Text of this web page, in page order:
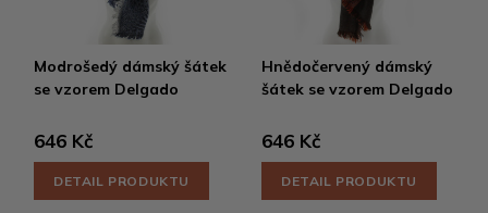
Modrošedý dámský šátek
se vzorem Delgado
646 Kč
DETAIL PRODUKTU
Hnědočervený dámský
šátek se vzorem Delgado
646 Kč
DETAIL PRODUKTU